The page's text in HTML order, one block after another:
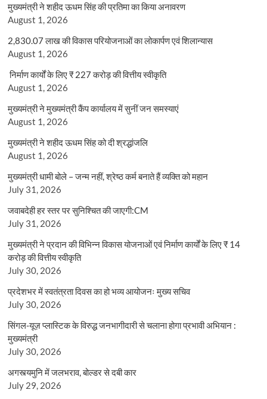
मुख्यमंत्री ने शहीद ऊधम सिंह की प्रतिमा का किया अनावरण
August 1, 2026
2,830.07 लाख की विकास परियोजनाओं का लोकार्पण एवं शिलान्यास
August 1, 2026
निर्माण कार्यों के लिए ₹ 227 करोड़ की वित्तीय स्वीकृति
August 1, 2026
मुख्यमंत्री ने मुख्यमंत्री कैंप कार्यालय में सुनीं जन समस्याएं
August 1, 2026
मुख्यमंत्री ने शहीद ऊधम सिंह को दी श्रद्धांजलि
August 1, 2026
मुख्यमंत्री धामी बोले – जन्म नहीं, श्रेष्ठ कर्म बनाते हैं व्यक्ति को महान
July 31, 2026
जवाबदेही हर स्तर पर सुनिश्चित की जाएगी:CM
July 31, 2026
मुख्यमंत्री ने प्रदान की विभिन्न विकास योजनाओं एवं निर्माण कार्यों के लिए ₹ 14
करोड़ की वित्तीय स्वीकृति
July 30, 2026
प्रदेशभर में स्वतंत्रता दिवस का हो भव्य आयोजनः मुख्य सचिव
July 30, 2026
सिंगल-यूज़ प्लास्टिक के विरुद्ध जनभागीदारी से चलाना होगा प्रभावी अभियान :
मुख्यमंत्री
July 30, 2026
अगस्त्यमुनि में जलभराव, बोल्डर से दबी कार
July 29, 2026